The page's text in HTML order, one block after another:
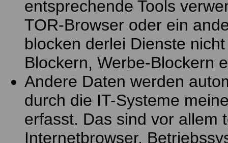
entsprechende Tools
TOR-Browser oder ein
blocken derlei Dienste
Blockern, Werbe-Blockern
Andere Daten werden
durch die IT-Systeme
erfasst. Das sind vor allem
Internetbrowser,